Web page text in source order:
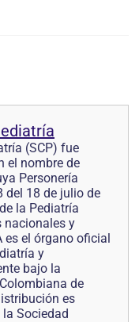
(SCP) fue
el nombre de
Personería
del 18 de julio de
la Pediatría
nacionales y
es el órgano oficial
y
bajo la
de
es
Sociedad